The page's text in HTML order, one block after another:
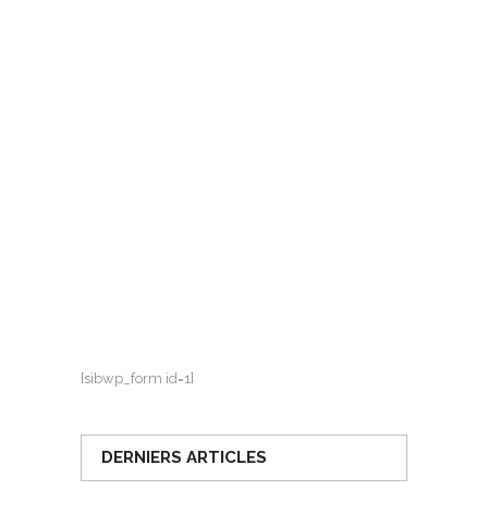
[sibwp_form id=1]
DERNIERS ARTICLES